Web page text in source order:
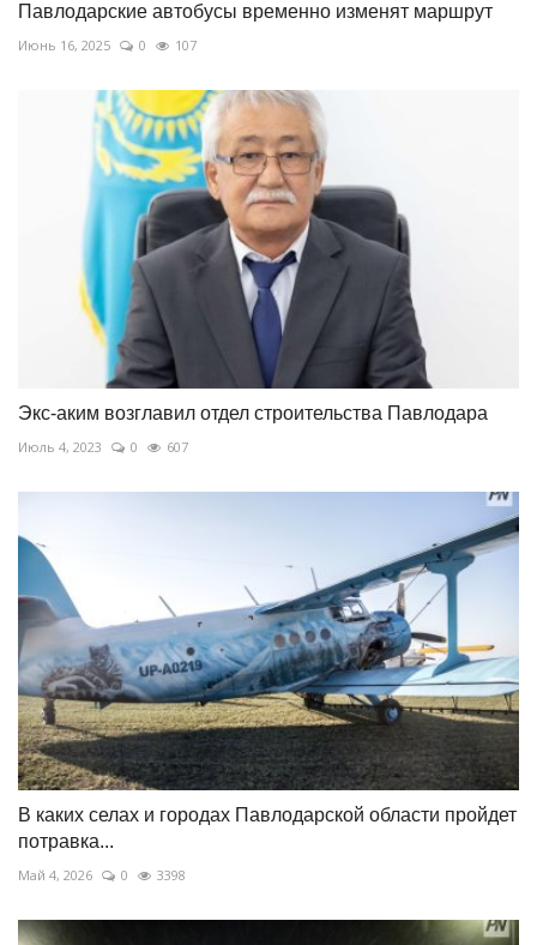
Павлодарские автобусы временно изменят маршрут
Июнь 16, 2025 0 107
Экс-аким возглавил отдел строительства Павлодара
Июль 4, 2023 0 607
В каких селах и городах Павлодарской области пройдет
потравка...
Май 4, 2026 0 3398